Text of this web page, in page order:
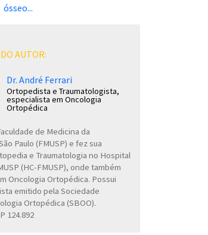
ósseo...
AUTOR:
Dr. André Ferrari
Ortopedista e Traumatologista,
especialista em Oncologia
Ortopédica
de Medicina da
Paulo (FMUSP) e fez sua
e Traumatologia no Hospital
(HC-FMUSP), onde também
Oncologia Ortopédica. Possui
emitido pela Sociedade
Ortopédica (SBOO).
124.892